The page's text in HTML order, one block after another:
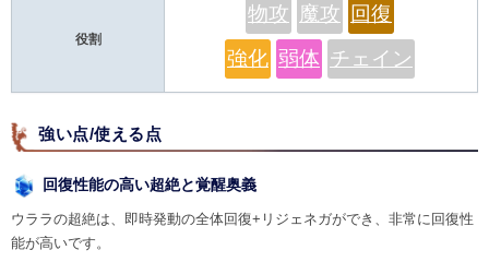
役割
物攻 魔攻 回復
強化 弱体 チェイン
強い点/使える点
回復性能の高い超絶と覚醒奥義
ウララの超絶は、即時発動の全体回復+リジェネガができ、非常に回復性
能が高いです。